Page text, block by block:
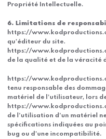
Propriété Intellectuelle.
6. Limitations de
https://
qu’éditeur du site.
https://
de la qualité et de la véracité
https://
tenu responsable des
matériel de l’utilisateur, lors
https://
de l’utilisation d’un matériel
spécifications indiquées au
bug ou d’une incompatibilité.